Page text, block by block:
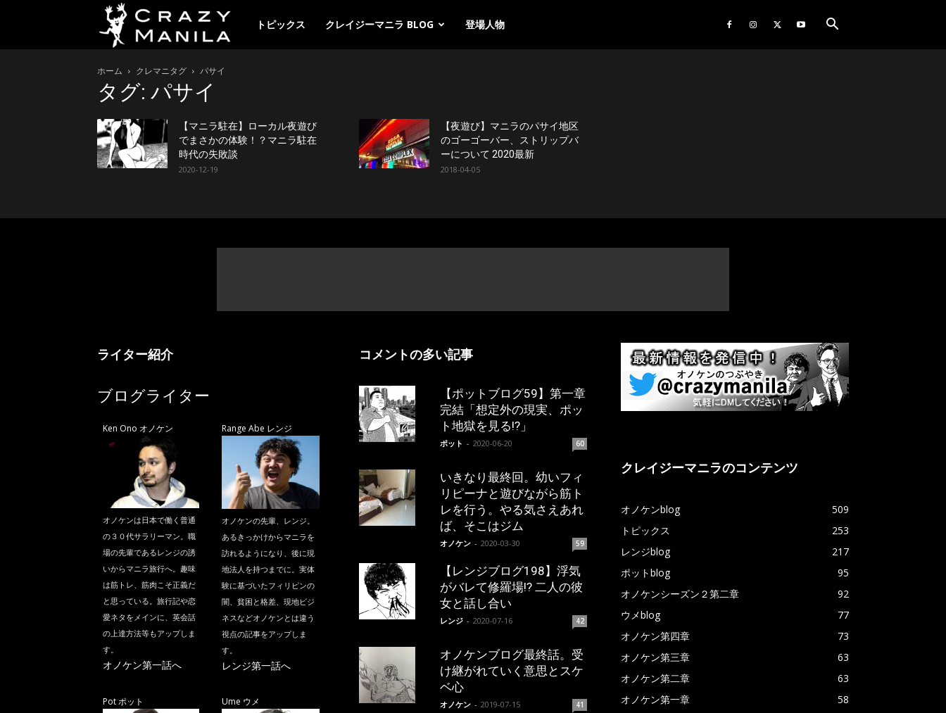
イ
ー
トピックス クレイジーマニラ BLOG 登場人物
ホーム クレマニタグ パサイ
タグ: パサイ
【マニラ駐在】ローカル夜遊び
でまさかの体験！？マニラ駐在
時代の失敗談
2020-12-19
【夜遊び】マニラのパサイ地区
のゴーゴーバー、ストリップバ
ーについて 2020最新
2018-04-05
ライター紹介
ブログライター
Ken Ono オノケン
オノケンは日本で働く普通
の３０代サラリーマン。職
場の先輩であるレンジの誘
いからマニラ旅行へ。趣味
は筋トレ、筋肉こそ正義だ
と思っている。旅行記や恋
愛ネタをメインに、英会話
の上達方法等もアップしま
す。
オノケン第一話へ
Range Abe レンジ
オノケンの先輩、レンジ。
あるきっかけからマニラを
訪れるようになり、後に現
地法人を持つまでに。実体
験に基づいたフィリピンの
闇、貧困と格差、現地ビジ
ネスなどオノケンとは違う
視点の記事をアップしま
す。
レンジ第一話へ
Pot ポット Ume ウメ
コメントの多い記事
【ポットブログ59】第一章
完結「想定外の現実、ポッ
ト地獄を見る!?」
ポット - 2020-06-20 60
いきなり最終回。幼いフィ
リピーナと遊びながら筋ト
レを行う。やる気さえあれ
ば、そこはジム
オノケン - 2020-03-30 59
【レンジブログ198】浮気
がバレて修羅場!? 二人の彼
女と話し合い
レンジ - 2020-07-16 42
オノケンブログ最終話。受
け継がれていく意思とスケ
ベ心
オノケン - 2019-07-15 41
クレイジーマニラのコンテンツ
オノケンblog
509
トピックス
253
レンジblog
217
ポットblog
95
オノケンシーズン２第二章
92
ウメblog
77
オノケン第四章
73
オノケン第三章
63
オノケン第二章
63
オノケン第一章
58